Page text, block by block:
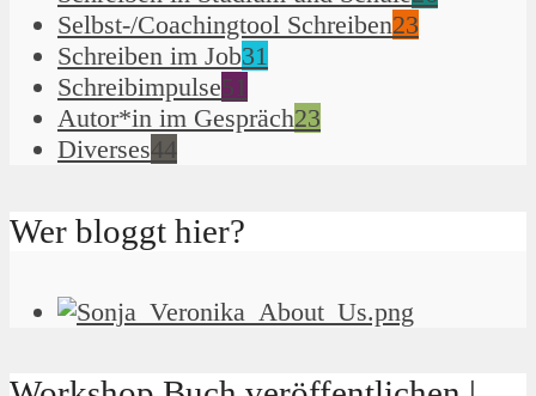
Selbst-/Coachingtool Schreiben23
Schreiben im Job31
Schreibimpulse51
Autor*in im Gespräch23
Diverses44
Wer bloggt hier?